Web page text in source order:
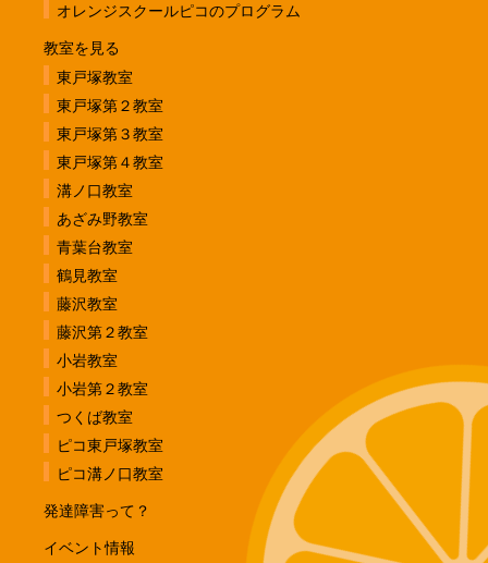
オレンジスクールピコのプログラム
教室を見る
東戸塚教室
東戸塚第２教室
東戸塚第３教室
東戸塚第４教室
溝ノ口教室
あざみ野教室
青葉台教室
鶴見教室
藤沢教室
藤沢第２教室
小岩教室
小岩第２教室
つくば教室
ピコ東戸塚教室
ピコ溝ノ口教室
発達障害って？
イベント情報